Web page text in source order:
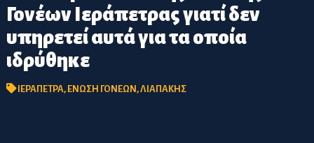
Γονέων Ιεράπετρας γιατί δεν
υπηρετεί αυτά για τα οποία
ιδρύθηκε
ΙΕΡΑΠΕΤΡΑ, ΕΝΩΣΗ ΓΟΝΕΩΝ,ΛΙΑΠΑΚΗΣ